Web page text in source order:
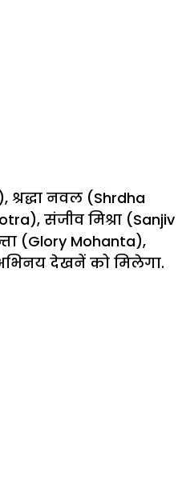
नवल (Shrdha
संजीव मिश्रा (Sanjiv
(Glory Mohanta),
अभिनय देखनें को मिलेगा.